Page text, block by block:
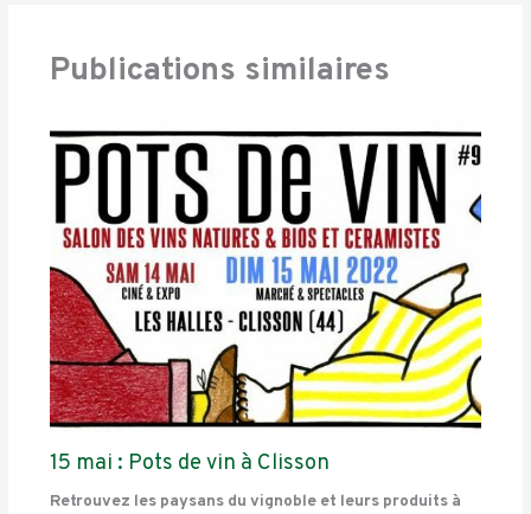
Publications similaires
15 mai : Pots de vin à Clisson
Retrouvez les paysans du vignoble et leurs produits à